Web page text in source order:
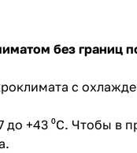
без границ
с
+43 ⁰С. Чтобы